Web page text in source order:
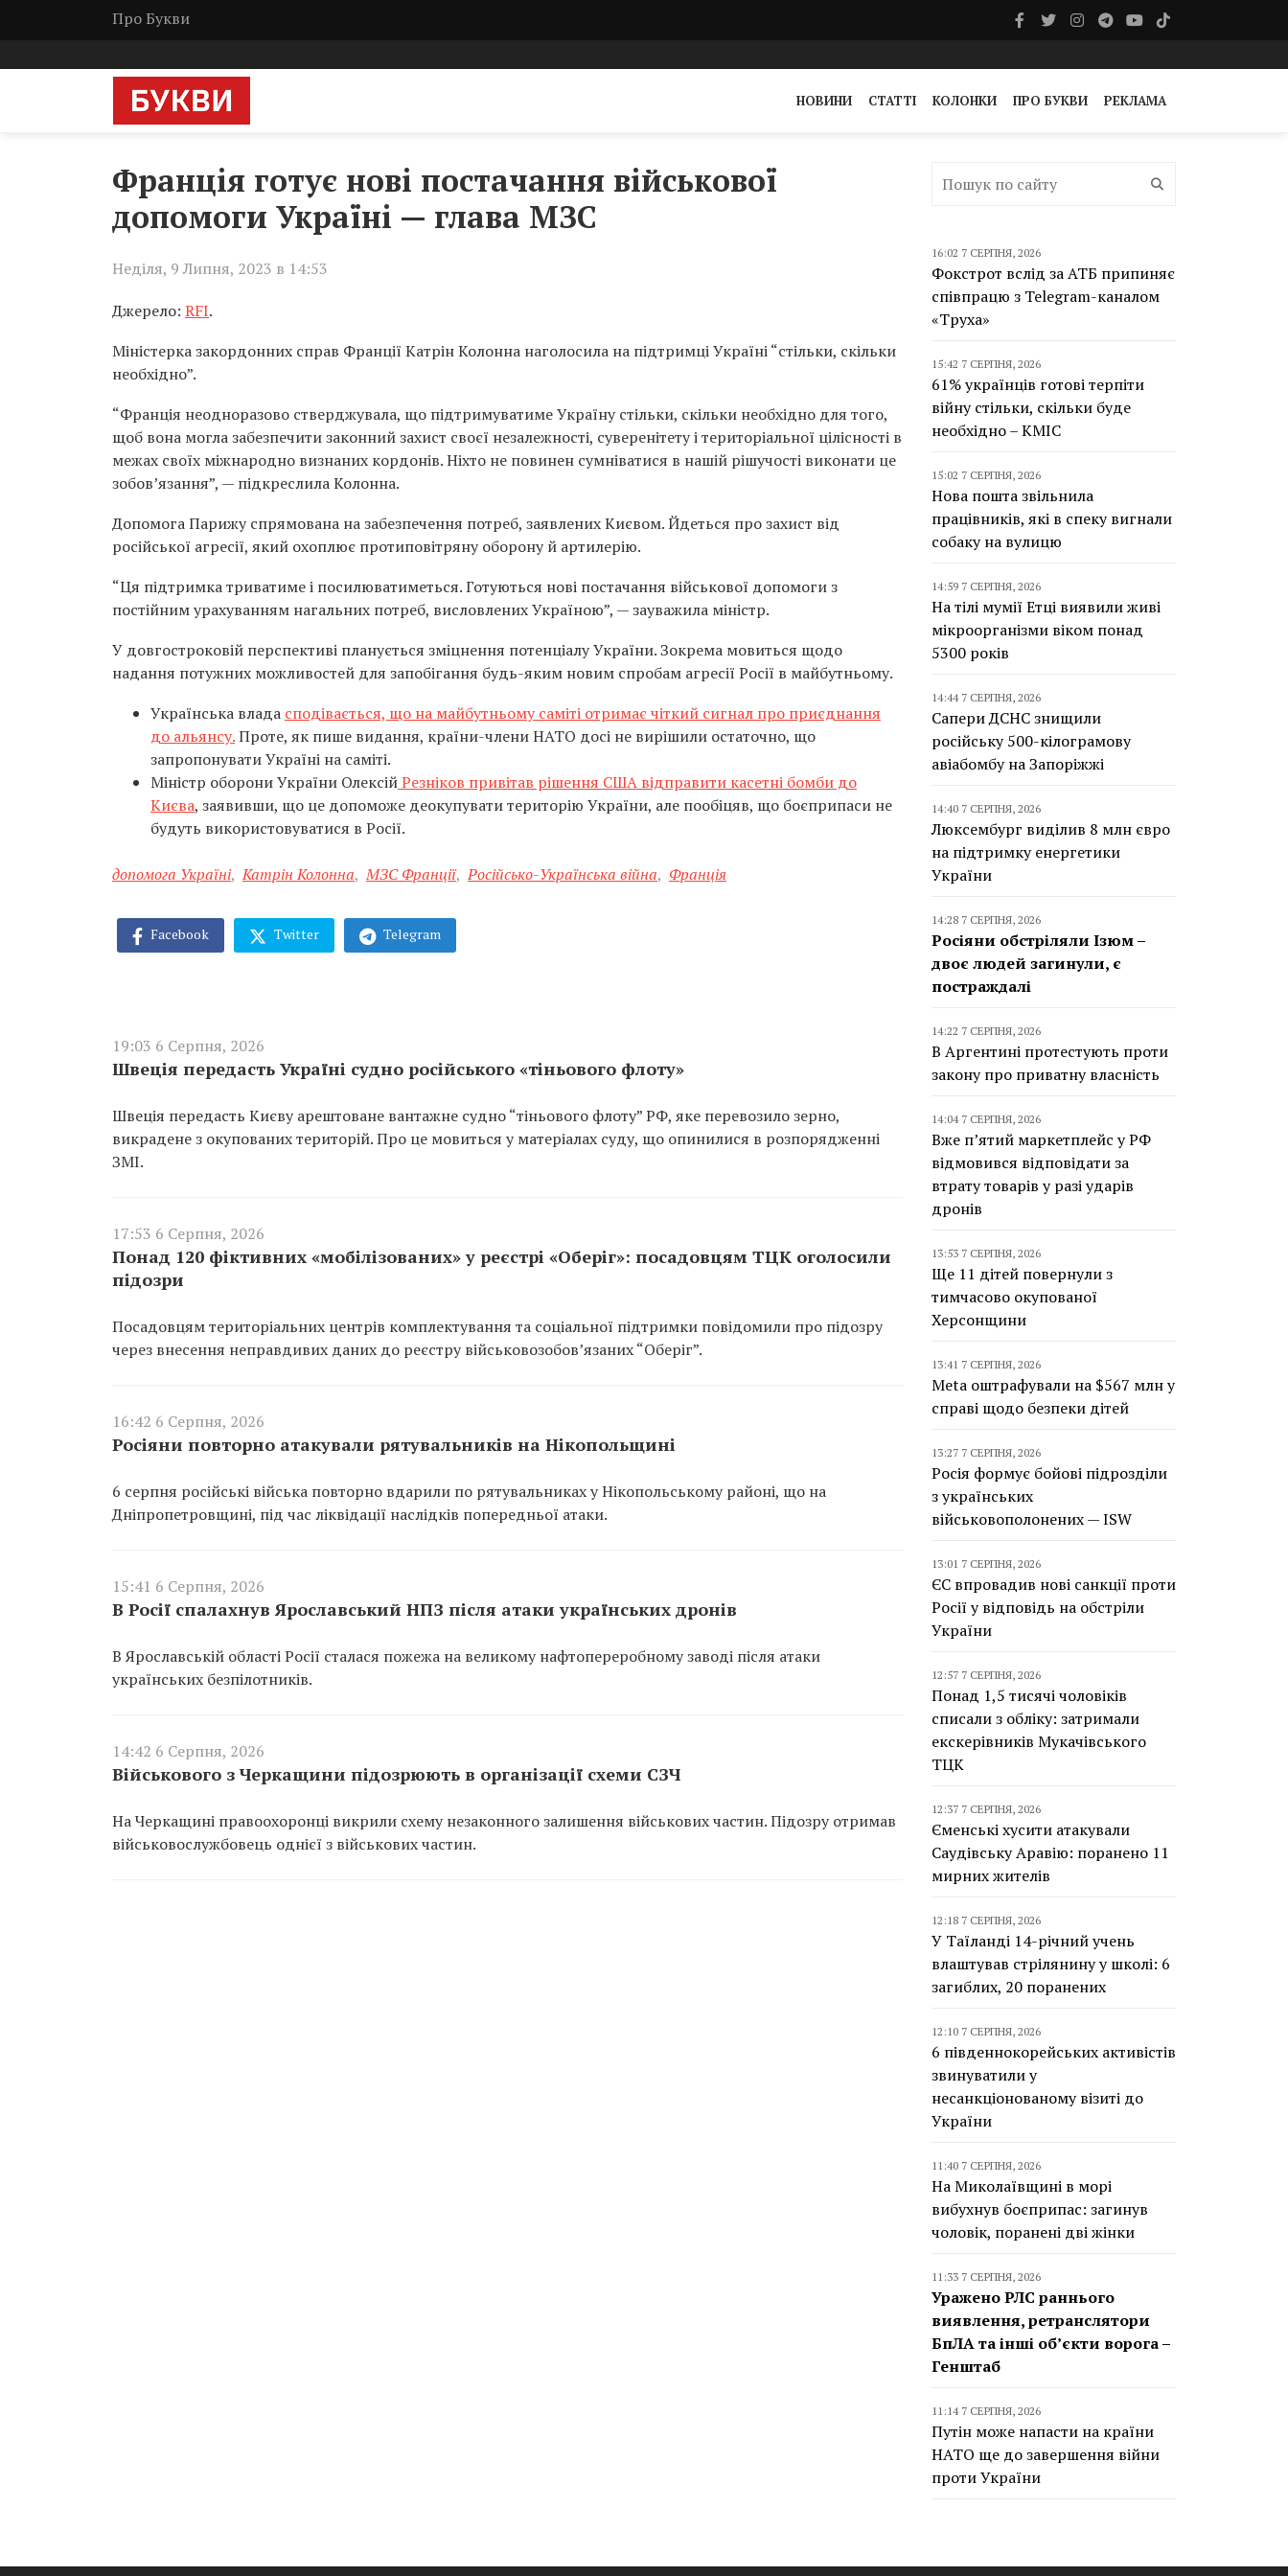
Про Букви
НОВИНИ СТАТТІ КОЛОНКИ ПРО БУКВИ РЕКЛАМА
Франція готує нові постачання військової
допомоги Україні — глава МЗС
Неділя, 9 Липня, 2023 в 14:53
Джерело: RFI.
Міністерка закордонних справ Франції Катрін Колонна наголосила на підтримці Україні “стільки, скільки
необхідно”.
“Франція неодноразово стверджувала, що підтримуватиме Україну стільки, скільки необхідно для того,
щоб вона могла забезпечити законний захист своєї незалежності, суверенітету і територіальної цілісності в
межах своїх міжнародно визнаних кордонів. Ніхто не повинен сумніватися в нашій рішучості виконати це
зобов’язання”, — підкреслила Колонна.
Допомога Парижу спрямована на забезпечення потреб, заявлених Києвом. Йдеться про захист від
російської агресії, який охоплює протиповітряну оборону й артилерію.
“Ця підтримка триватиме і посилюватиметься. Готуються нові постачання військової допомоги з
постійним урахуванням нагальних потреб, висловлених Україною”, — зауважила міністр.
У довгостроковій перспективі планується зміцнення потенціалу України. Зокрема мовиться щодо
надання потужних можливостей для запобігання будь-яким новим спробам агресії Росії в майбутньому.
Українська влада сподівається, що на майбутньому саміті отримає чіткий сигнал про приєднання
до альянсу.Проте, як пише видання, країни-члени НАТО досі не вирішили остаточно, що
запропонувати Україні на саміті.
Міністр оборони України ОлексійРезніков привітав рішення США відправити касетні бомби до
Києва, заявивши, що це допоможе деокупувати територію України, але пообіцяв, що боєприпаси не
будуть використовуватися в Росії.
допомога Україні, Катрін Колонна, МЗС Франції, Російсько-Українська війна, Франція
Facebook Twitter Telegram
19:03 6 Серпня, 2026
Швеція передасть Україні судно російського «тіньового флоту»
Швеція передасть Києву арештоване вантажне судно “тіньового флоту” РФ, яке перевозило зерно,
викрадене з окупованих територій. Про це мовиться у матеріалах суду, що опинилися в розпорядженні
ЗМІ.
17:53 6 Серпня, 2026
Понад 120 фіктивних «мобілізованих» у реєстрі «Оберіг»: посадовцям ТЦК оголосили
підозри
Посадовцям територіальних центрів комплектування та соціальної підтримки повідомили про підозру
через внесення неправдивих даних до реєстру військовозобов’язаних “Оберіг”.
16:42 6 Серпня, 2026
Росіяни повторно атакували рятувальників на Нікопольщині
6 серпня російські війська повторно вдарили по рятувальниках у Нікопольському районі, що на
Дніпропетровщині, під час ліквідації наслідків попередньої атаки.
15:41 6 Серпня, 2026
В Росії спалахнув Ярославський НПЗ після атаки українських дронів
В Ярославській області Росії сталася пожежа на великому нафтопереробному заводі після атаки
українських безпілотників.
14:42 6 Серпня, 2026
Військового з Черкащини підозрюють в організації схеми СЗЧ
На Черкащині правоохоронці викрили схему незаконного залишення військових частин. Підозру отримав
військовослужбовець однієї з військових частин.
16:02 7 СЕРПНЯ, 2026
Фокстрот вслід за АТБ припиняє
співпрацю з Telegram-каналом
«Труха»
15:42 7 СЕРПНЯ, 2026
61% українців готові терпіти
війну стільки, скільки буде
необхідно – КМІС
15:02 7 СЕРПНЯ, 2026
Нова пошта звільнила
працівників, які в спеку вигнали
собаку на вулицю
14:59 7 СЕРПНЯ, 2026
На тілі мумії Етці виявили живі
мікроорганізми віком понад
5300 років
14:44 7 СЕРПНЯ, 2026
Сапери ДСНС знищили
російську 500-кілограмову
авіабомбу на Запоріжжі
14:40 7 СЕРПНЯ, 2026
Люксембург виділив 8 млн євро
на підтримку енергетики
України
14:28 7 СЕРПНЯ, 2026
Росіяни обстріляли Ізюм –
двоє людей загинули, є
постраждалі
14:22 7 СЕРПНЯ, 2026
В Аргентині протестують проти
закону про приватну власність
14:04 7 СЕРПНЯ, 2026
Вже п’ятий маркетплейс у РФ
відмовився відповідати за
втрату товарів у разі ударів
дронів
13:53 7 СЕРПНЯ, 2026
Ще 11 дітей повернули з
тимчасово окупованої
Херсонщини
13:41 7 СЕРПНЯ, 2026
Meta оштрафували на $567 млн у
справі щодо безпеки дітей
13:27 7 СЕРПНЯ, 2026
Росія формує бойові підрозділи
з українських
військовополонених — ISW
13:01 7 СЕРПНЯ, 2026
ЄС впровадив нові санкції проти
Росії у відповідь на обстріли
України
12:57 7 СЕРПНЯ, 2026
Понад 1,5 тисячі чоловіків
списали з обліку: затримали
екскерівників Мукачівського
ТЦК
12:37 7 СЕРПНЯ, 2026
Єменські хусити атакували
Саудівську Аравію: поранено 11
мирних жителів
12:18 7 СЕРПНЯ, 2026
У Таїланді 14-річний учень
влаштував стрілянину у школі: 6
загиблих, 20 поранених
12:10 7 СЕРПНЯ, 2026
6 південнокорейських активістів
звинуватили у
несанкціонованому візиті до
України
11:40 7 СЕРПНЯ, 2026
На Миколаївщині в морі
вибухнув боєприпас: загинув
чоловік, поранені дві жінки
11:33 7 СЕРПНЯ, 2026
Уражено РЛС раннього
виявлення, ретранслятори
БпЛА та інші об’єкти ворога –
Генштаб
11:14 7 СЕРПНЯ, 2026
Путін може напасти на країни
НАТО ще до завершення війни
проти України